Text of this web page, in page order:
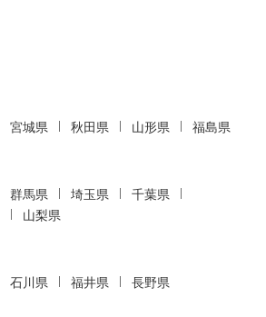
宮城県 秋田県 山形県 福島県
群馬県 埼玉県
千葉県
山梨県
石川県 福井県 長野県